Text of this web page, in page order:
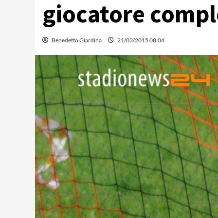
giocatore
Benedetto Giardina 21/03/2015 08:04